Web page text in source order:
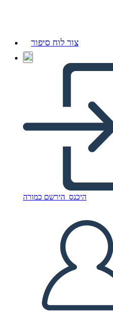
צור לוח סיפור
היכנס הירשם כמורה
americana
i termini
guerra
העתק את לוח